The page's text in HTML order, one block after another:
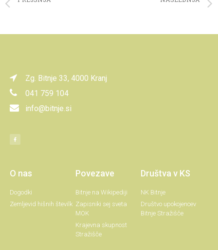
Zg. Bitnje 33, 4000 Kranj
041 759 104
info@bitnje.si
O nas
Dogodki
Zemljevid hišnih številk
Povezave
Bitnje na Wikipediji
Zapisniki sej sveta
MOK
Krajevna skupnost
Stražišče
Društva v KS
NK Bitnje
Društvo upokojencev
Bitnje Stražišče